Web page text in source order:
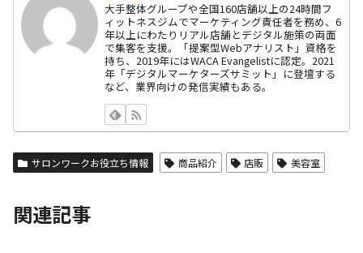
大手整体グループや全国160店舗以上の24時間フ
ィットネスジムでマーケティング責任者を務め、6
年以上にわたりリアル店舗とデジタル施策の両面
で集客を支援。「提案型Webアナリスト」資格を
持ち、2019年にはWACA Evangelistに認定。2021
年「デジタルマーケターズサミット」に登壇する
など、業界向けの発信実績もある。
サロンワークお役立ち情報 商品紹介 店販 美容室
関連記事